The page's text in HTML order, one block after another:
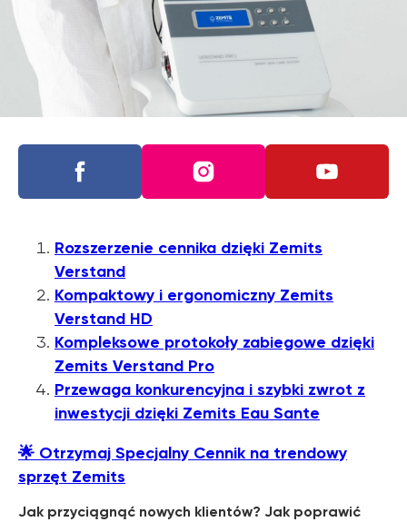
Rozszerzenie cennika dzięki Zemits
Verstand
Kompaktowy i ergonomiczny Zemits
Verstand HD
Kompleksowe protokoły zabiegowe dzięki
Zemits Verstand Pro
Przewaga konkurencyjna i szybki zwrot z
inwestycji dzięki Zemits Eau Sante
🌟 Otrzymaj Specjalny Cennik na trendowy
sprzęt Zemits
Jak przyciągnąć nowych klientów? Jak poprawić
WIĘCEJ INFORMACJI
Dowiedz się o
OFERTACH PROMOCYJNYCH
ZEMITS